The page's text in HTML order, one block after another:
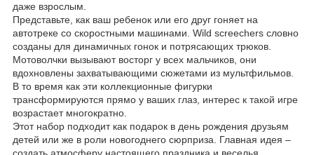
даже взрослым.
Представьте, как ваш ребенок или его друг гоняет на
автотреке со скоростными машинами. Wild screechers словно
созданы для динамичных гонок и потрясающих трюков.
Мотоволчки вызывают восторг у всех мальчиков, они
вдохновлены захватывающими сюжетами из мультфильмов.
В то время как эти коллекционные фигурки
трансформируются прямо у ваших глаз, интерес к такой игре
возрастает многократно.
Этот набор подходит как подарок в день рождения друзьям
детей или же в роли новогоднего сюрприза. Главная идея –
создать атмосферу настоящего праздника и веселья.